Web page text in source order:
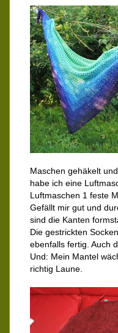
Maschen gehäkelt
habe ich eine
Luftmaschen 1 feste
Gefällt mir gut und
sind die Kanten
Die gestrickten
ebenfalls fertig. Auch
Und: Mein Mantel
richtig Laune.